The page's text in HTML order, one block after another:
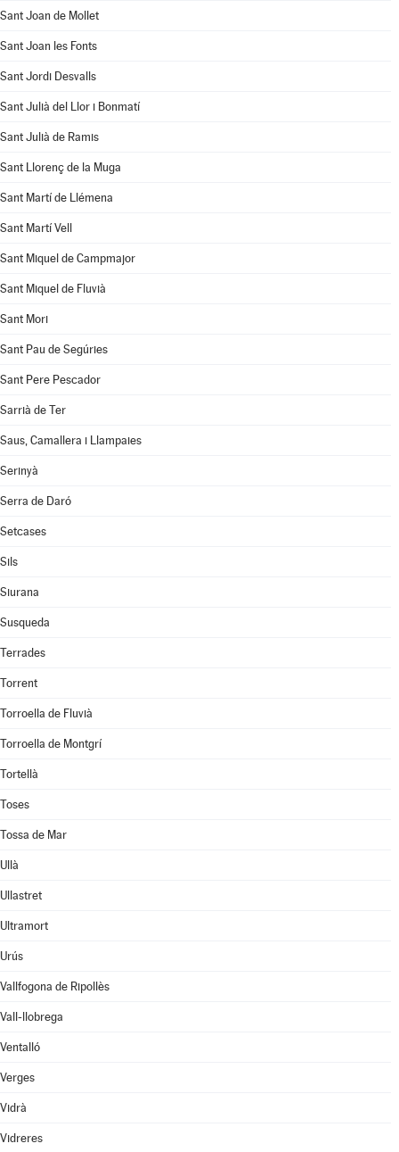
Sant Joan de Mollet
Sant Joan les Fonts
Sant Jordi Desvalls
Sant Julià del Llor i Bonmatí
Sant Julià de Ramis
Sant Llorenç de la Muga
Sant Martí de Llémena
Sant Martí Vell
Sant Miquel de Campmajor
Sant Miquel de Fluvià
Sant Mori
Sant Pau de Segúries
Sant Pere Pescador
Sarrià de Ter
Saus, Camallera i Llampaies
Serinyà
Serra de Daró
Setcases
Sils
Siurana
Susqueda
Terrades
Torrent
Torroella de Fluvià
Torroella de Montgrí
Tortellà
Toses
Tossa de Mar
Ullà
Ullastret
Ultramort
Urús
Vallfogona de Ripollès
Vall-llobrega
Ventalló
Verges
Vidrà
Vidreres